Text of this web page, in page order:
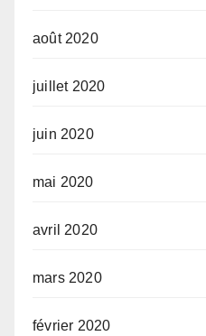
août 2020
juillet 2020
juin 2020
mai 2020
avril 2020
mars 2020
février 2020